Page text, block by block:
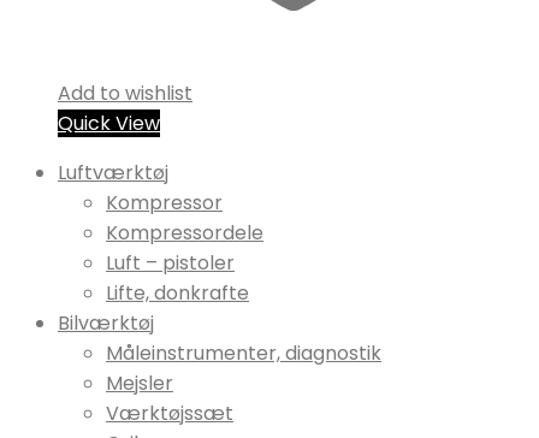
Add to wishlist
Quick View
Luftværktøj
Kompressor
Kompressordele
Luft – pistoler
Lifte, donkrafte
Bilværktøj
Måleinstrumenter, diagnostik
Mejsler
Værktøjssæt